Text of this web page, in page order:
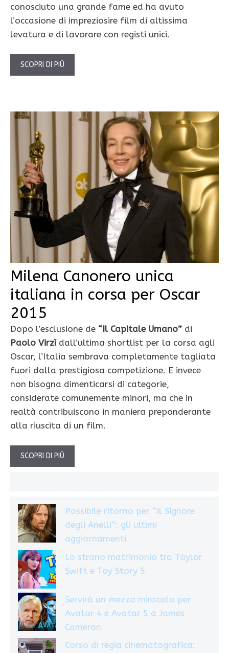
conosciuto una grande fame ed ha avuto
l’occasione di impreziosire film di altissima
levatura e di lavorare con registi unici.
SCOPRI DI PIÙ
Milena Canonero unica
italiana in corsa per Oscar
2015
Dopo l’esclusione de “Il Capitale Umano” di
Paolo Virzìdall’ultima shortlist per la corsa agli
Oscar, l’Italia sembrava completamente tagliata
fuori dalla prestigiosa competizione. E invece
non bisogna dimenticarsi di categorie,
considerate comunemente minori, ma che in
realtà contribuiscono in maniera preponderante
alla riuscita di un film.
SCOPRI DI PIÙ
Possibile ritorno per “Il Signore
degli Anelli”: gli ultimi
aggiornamenti
Lo strano matrimonio tra Taylor
Swift e Toy Story 5
Servirà un mezzo miracolo per
Avatar 4 e Avatar 5 a James
Cameron
Corso di regia cinematografica: